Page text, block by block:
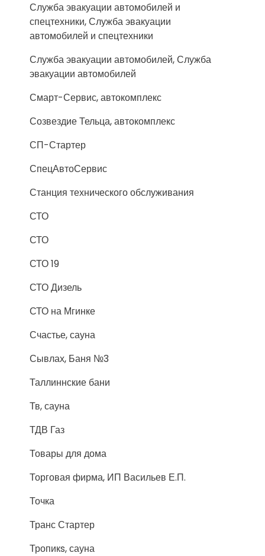
Служба эвакуации автомобилей и
спецтехники, Служба эвакуации
автомобилей и спецтехники
Служба эвакуации автомобилей, Служба
эвакуации автомобилей
Смарт-Сервис, автокомплекс
Созвездие Тельца, автокомплекс
СП-Стартер
СпецАвтоСервис
Станция технического обслуживания
СТО
СТО
СТО 19
СТО Дизель
СТО на Мгинке
Счастье, сауна
Сывлах, Баня №3
Таллиннские бани
Тв, сауна
ТДВ Газ
Товары для дома
Торговая фирма, ИП Васильев Е.П.
Точка
Транс Стартер
Тропикs, сауна